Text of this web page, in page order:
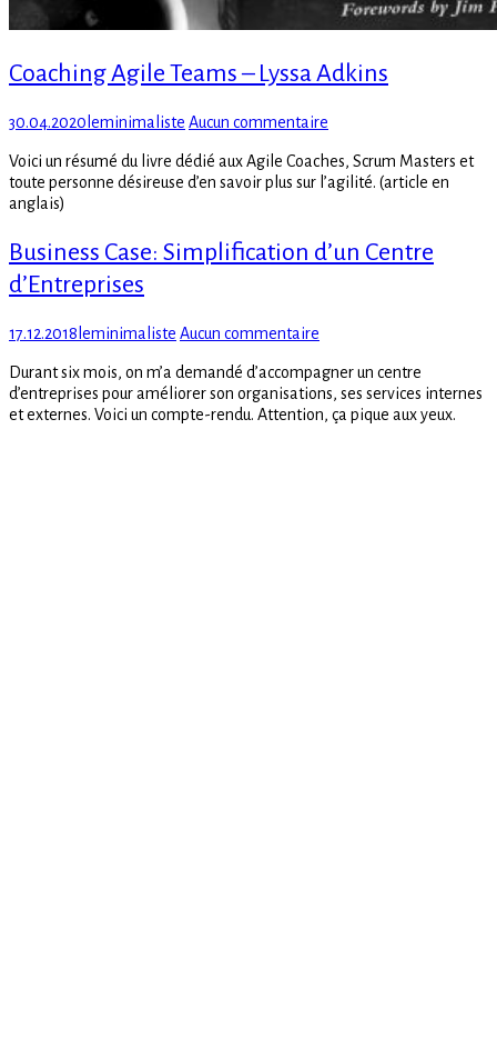
Coaching Agile Teams – Lyssa Adkins
Posted
30.04.2020 Author
leminimaliste Aucun commentaire
Agile
Teams
Adkins
Voici un résumé du livre dédié aux Agile Coaches, Scrum Masters et
toute personne désireuse d’en savoir plus sur l’agilité. (article en
anglais)
Business Case: Simplification d’un Centre
d’Entreprises
Posted
17.12.2018 Author
leminimaliste Aucun commentaire
Case:
Simplification
d’un
Durant six mois, on m’a demandé d’accompagner un centre
d’entreprises pour améliorer son organisations, ses services internes
et externes. Voici un compte-rendu. Attention, ça pique aux yeux.